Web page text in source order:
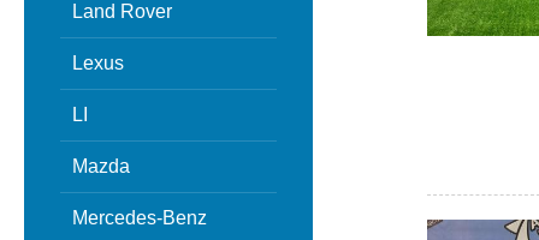
Land Rover
Lexus
LI
Mazda
Mercedes-Benz